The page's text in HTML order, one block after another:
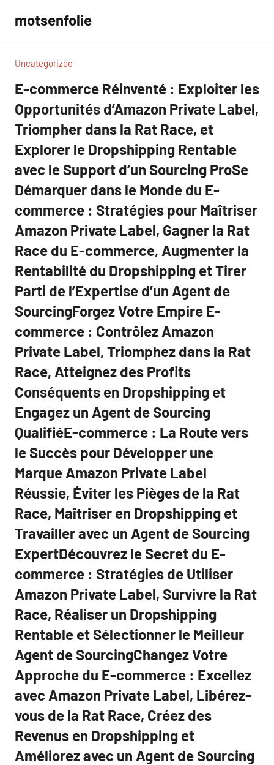
contenu
motsenfolie
Uncategorized
E-commerce Réinventé : Exploiter les
Opportunités d’Amazon Private Label,
Triompher dans la Rat Race, et
Explorer le Dropshipping Rentable
avec le Support d’un Sourcing ProSe
Démarquer dans le Monde du E-
commerce : Stratégies pour Maîtriser
Amazon Private Label, Gagner la Rat
Race du E-commerce, Augmenter la
Rentabilité du Dropshipping et Tirer
Parti de l’Expertise d’un Agent de
SourcingForgez Votre Empire E-
commerce : Contrôlez Amazon
Private Label, Triomphez dans la Rat
Race, Atteignez des Profits
Conséquents en Dropshipping et
Engagez un Agent de Sourcing
QualifiéE-commerce : La Route vers
le Succès pour Développer une
Marque Amazon Private Label
Réussie, Éviter les Pièges de la Rat
Race, Maîtriser en Dropshipping et
Travailler avec un Agent de Sourcing
ExpertDécouvrez le Secret du E-
commerce : Stratégies de Utiliser
Amazon Private Label, Survivre la Rat
Race, Réaliser un Dropshipping
Rentable et Sélectionner le Meilleur
Agent de SourcingChangez Votre
Approche du E-commerce : Excellez
avec Amazon Private Label, Libérez-
vous de la Rat Race, Créez des
Revenus en Dropshipping et
Améliorez avec un Agent de Sourcing